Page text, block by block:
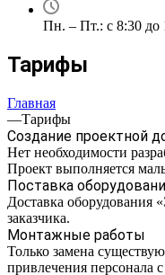
Пн. – Пт.: с 8:30 до
Тарифы
Главная
—Тарифы
Создание проектной
Нет необходимости
Проект выполняется
Поставка
Доставка
заказчика.
Монтажные работы
Только замена
привлечения персонала